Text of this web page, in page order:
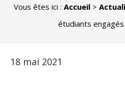
Vous êtes ici : Accueil >
étudiants
18 mai 2021